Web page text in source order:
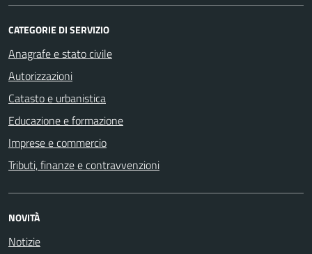
CATEGORIE DI SERVIZIO
Anagrafe e stato civile
Autorizzazioni
Catasto e urbanistica
Educazione e formazione
Imprese e commercio
Tributi, finanze e contravvenzioni
NOVITÀ
Notizie